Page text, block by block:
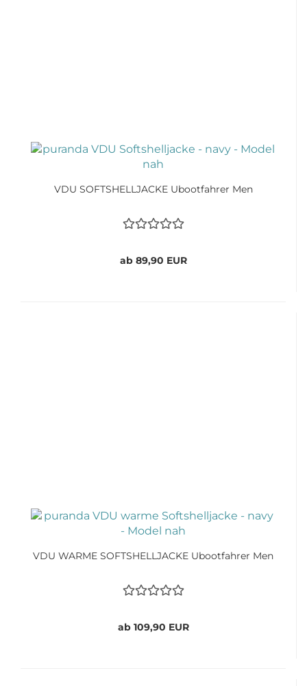
VDU SOFTSHELLJACKE Ubootfahrer Men
ab 89,90 EUR
VDU WARME SOFTSHELLJACKE Ubootfahrer Men
ab 109,90 EUR